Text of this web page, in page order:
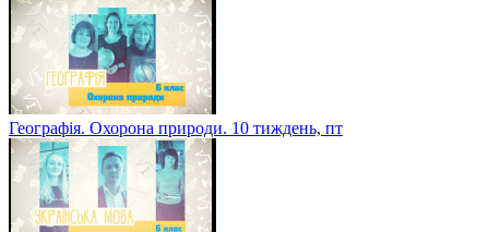
Географія. Охорона природи. 10 тиждень, пт